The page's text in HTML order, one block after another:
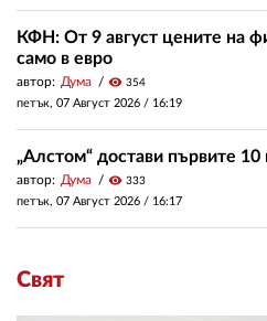
КФН: От 9 август цените на
само в евро
автор: Дума visibility 354
петък, 07 Август 2026 / 16:19
„Алстом“ достави първите 10
автор: Дума visibility 333
петък, 07 Август 2026 / 16:17
Свят